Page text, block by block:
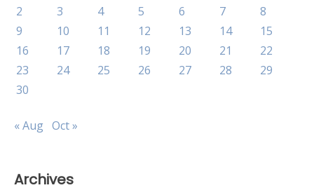
2
3 4 5 6 7
8
9
10 11 12 13 14
15
16
17 18 19 20 21
22
23
24 25 26 27 28
29
30
« Aug Oct »
Archives